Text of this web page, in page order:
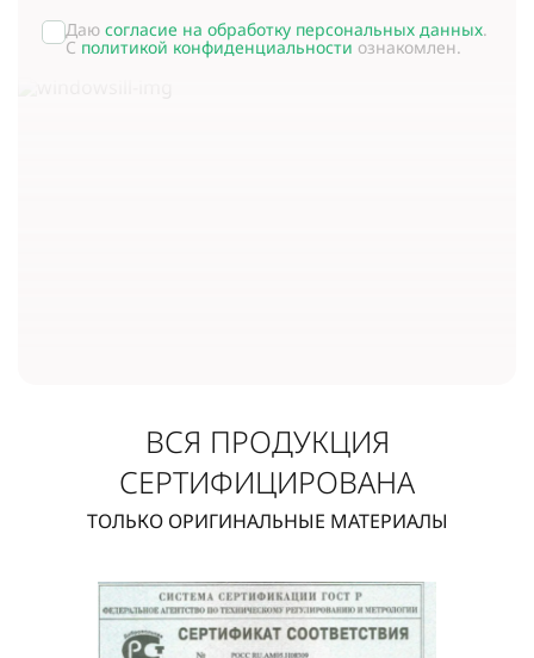
Даю согласие на обработку персональных данных.
С политикой конфиденциальности ознакомлен.
ВСЯ ПРОДУКЦИЯ
СЕРТИФИЦИРОВАНА
ТОЛЬКО ОРИГИНАЛЬНЫЕ МАТЕРИАЛЫ